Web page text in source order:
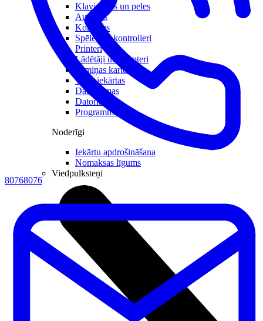
Klaviatūras un peles
Austiņas
Konsoles
Spēles un kontrolieri
Printeri
Lādētāji un adapteri
Atmiņas kartes
Tīkla iekārtas
Datorsomas
Datorkrēsli
Programmatūra
Noderīgi
Iekārtu apdrošināšana
Nomaksas līgums
Viedpulksteņi
80768076